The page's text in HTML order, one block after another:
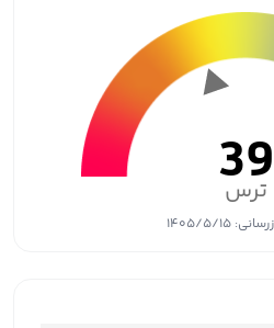
39
ترس
۱۴۰۵/۵/۱۵